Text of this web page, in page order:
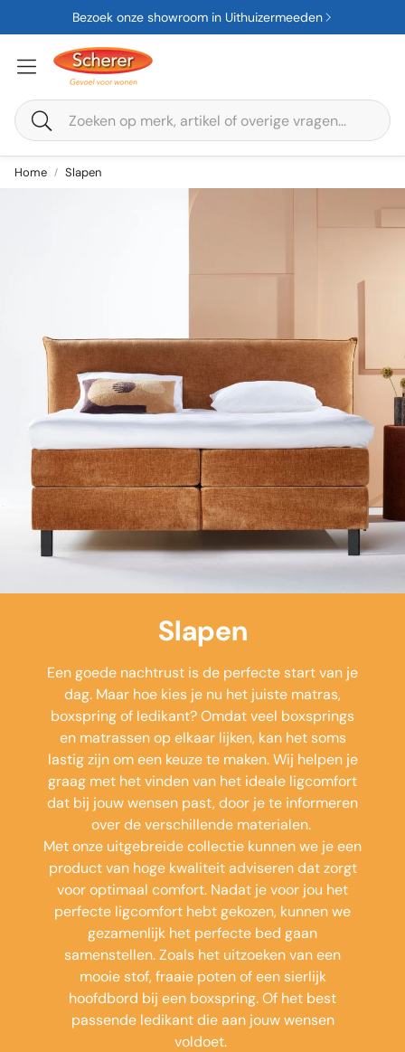
Bezoek onze showroom in Uithuizermeeden
Zoeken
Home Slapen
Slapen
Een goede nachtrust is de perfecte start van je
dag. Maar hoe kies je nu het juiste matras,
boxspringof ledikant? Omdat veel boxsprings
en matrassen op elkaar lijken, kan het soms
lastig zijn om een keuze te maken. Wij helpen je
graag met het vinden van het ideale ligcomfort
dat bij jouw wensen past, door je te informeren
over de verschillende materialen.
Met onze uitgebreide collectie kunnen we je een
product van hoge kwaliteit adviseren dat zorgt
voor optimaal comfort. Nadat je voor jou het
perfecte ligcomfort hebt gekozen, kunnen we
gezamenlijk het perfecte bed gaan
samenstellen. Zoals het uitzoeken van een
mooie stof, fraaie poten of een sierlijk
hoofdbord bij een boxspring. Of het best
passende ledikant die aan jouw wensen
voldoet.